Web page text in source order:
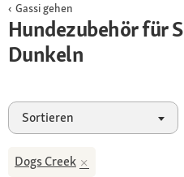
Gassi gehen
Hundezubehör für
Dunkeln
Sortieren
Dogs Creek